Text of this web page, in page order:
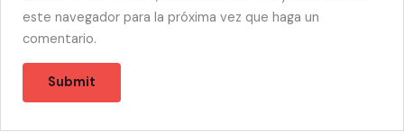
este navegador para la próxima vez que haga un
comentario.